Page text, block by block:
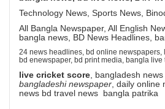
Technology News, Sports News,
All Bangla Newspaper, All English
bangla news, BD News Headlines,
24 news headlines, bd online newspapers,
bd enewspaper, bd print media, bangla live
live cricket score , bangladesh
bangladeshi newspaper , daily
news bd travel news bangla patrika